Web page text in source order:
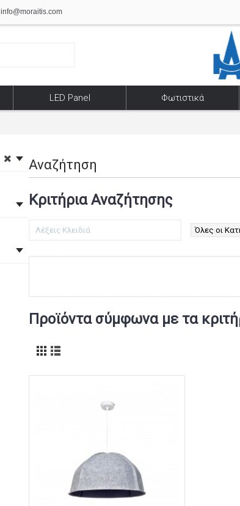
info@moraitis.com
LED Panel Φωτιστικά
Αναζήτηση
Κριτήρια Αναζήτησης
Προϊόντα σύμφωνα με τα